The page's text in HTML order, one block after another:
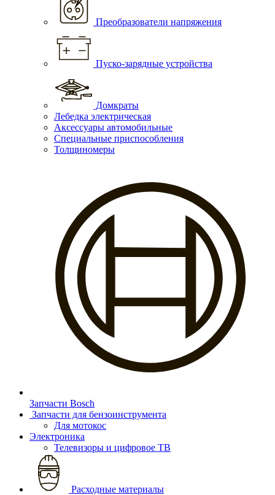
Преобразователи напряжения
Пуско-зарядные устройства
Домкраты
Лебедка электрическая
Аксессуары автомобильные
Специальные приспособления
Толщиномеры
Запчасти Bosch
Запчасти для бензоинструмента
Для мотокос
Электроника
Телевизоры и цифровое ТВ
Расходные материалы